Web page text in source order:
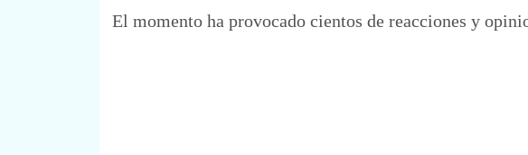
El momento ha provocado cientos de reacciones y